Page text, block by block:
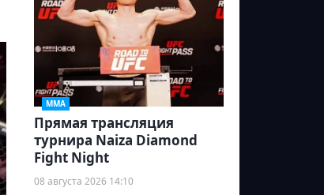
ММА
Прямая трансляция
турнира Naiza Diamond
Fight Night
08 августа 2026 14:10